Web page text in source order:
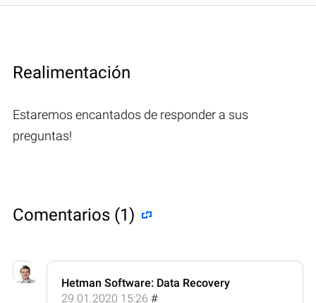
Realimentación
Estaremos encantados de responder a sus
preguntas!
Comentarios (1)
Hetman Software: Data Recovery
29.01.2020 15:26 #